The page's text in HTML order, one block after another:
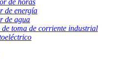
de horas
de energía
de agua
toma de corriente industrial